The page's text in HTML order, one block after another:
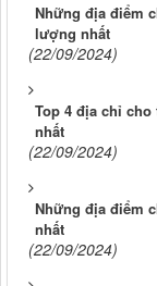
Những địa điểm
lượng nhất
(22/09/2024)
Top 4 địa chỉ
nhất
(22/09/2024)
Những địa điểm
nhất
(22/09/2024)